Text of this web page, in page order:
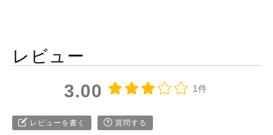
レビュー
3.00 1件
レビューを書く 質問する